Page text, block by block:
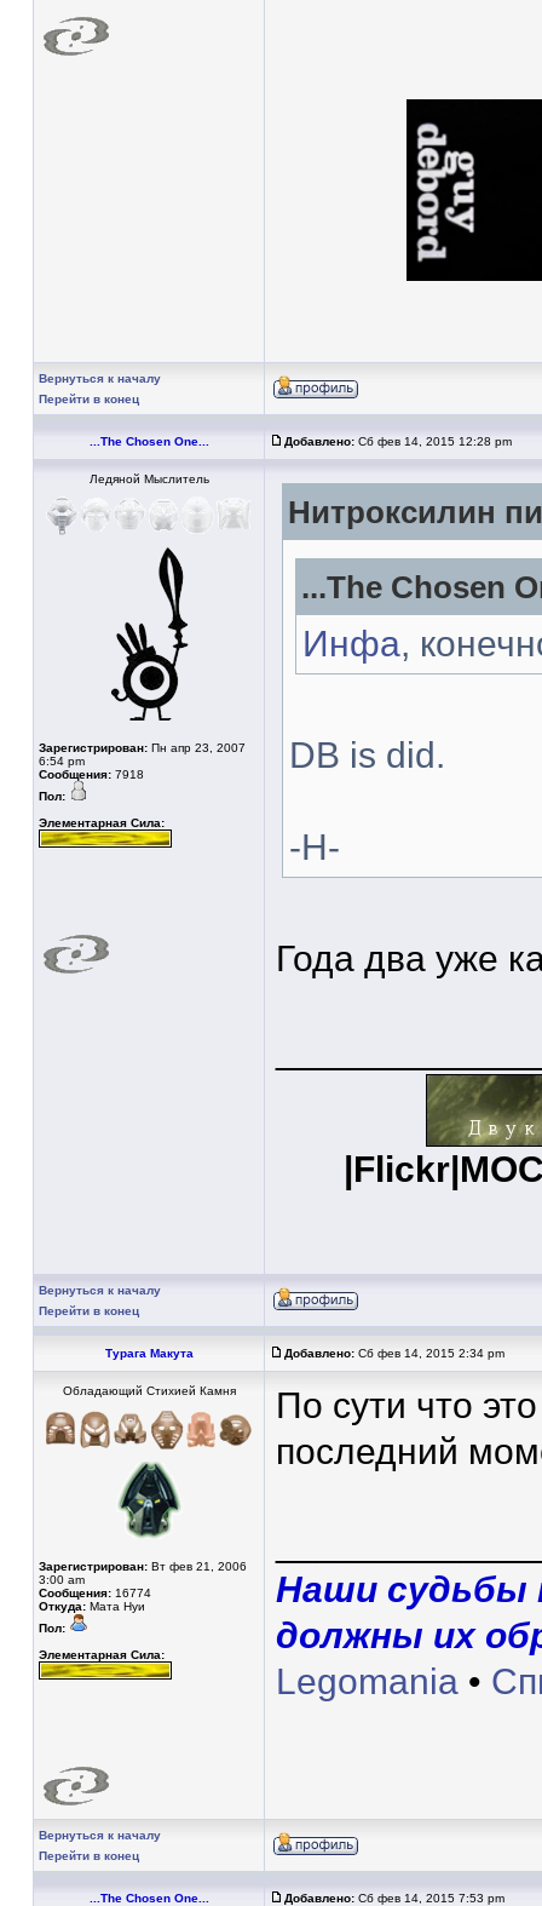
Вернуться к началу
Перейти в конец
...The Chosen One... Добавлено: Сб фев 14, 2015 12:28 pm
Ледяной Мыслитель
Зарегистрирован: Пн апр 23, 2007
6:54 pm
Сообщения: 7918
Пол:
Элементарная Сила:
Нитроксилин
...The Chosen
Инфа,
DB is did.
-Н-
Года два уже
|Flickr|
Вернуться к началу
Перейти в конец
Турага Макута Добавлено: Сб фев 14, 2015 2:34 pm
Обладающий Стихией Камня
Зарегистрирован: Вт фев 21, 2006
3:00 am
Сообщения: 16774
Откуда: Мата Нуи
Пол:
Элементарная Сила:
По сути что
последний
Наши судьбы
должны их
Legomania •
Вернуться к началу
Перейти в конец
...The Chosen One... Добавлено: Сб фев 14, 2015 7:53 pm